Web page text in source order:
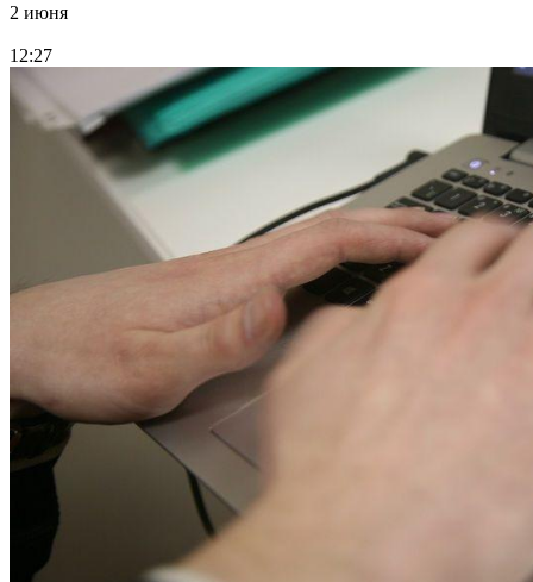
2 июня
12:27